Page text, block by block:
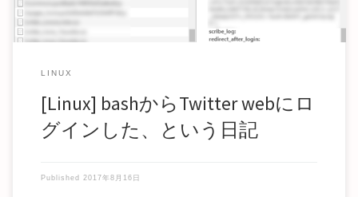
LINUX
[Linux] bashからTwitter webにロ
グインした、という日記
Published 2017年8月16日